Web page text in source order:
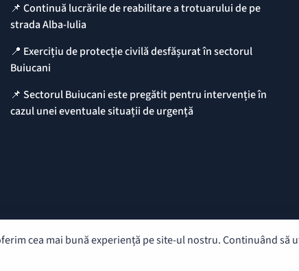
📌 Continuă lucrările de reabilitare a trotuarului de pe
strada Alba-Iulia
📍 Exercițiu de protecție civilă desfășurat în sectorul
Buiucani
📌 Sectorul Buiucani este pregătit pentru intervenție în
cazul unei eventuale situații de urgență
cea mai bună experiență pe site-ul nostru. Continuând să